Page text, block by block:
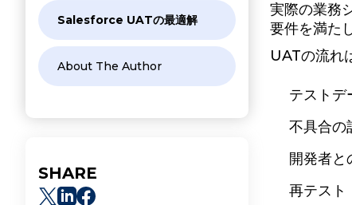
Salesforce UATの最適解
About The Author
SHARE
実際の業務
要件を満た
UATの流れ
テストデ
不具合の
開発者と
再テスト